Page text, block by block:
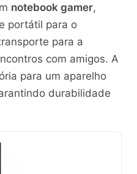
notebook gamer,
portátil para o
para a
com amigos. A
para um aparelho
durabilidade